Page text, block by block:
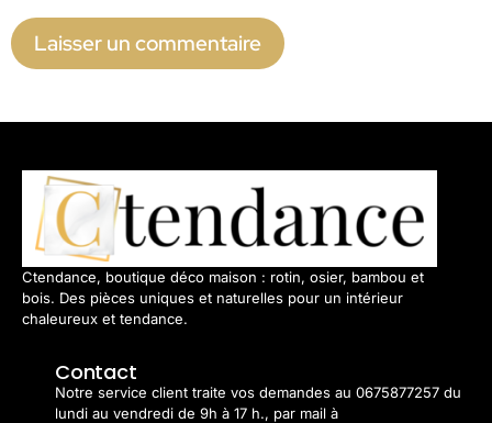
Ctendance, boutique déco maison : rotin, osier, bambou et
bois. Des pièces uniques et naturelles pour un intérieur
chaleureux et tendance.
Contact
Notre service client traite vos demandes au 0675877257 du
lundi au vendredi de 9h à 17 h., par mail à